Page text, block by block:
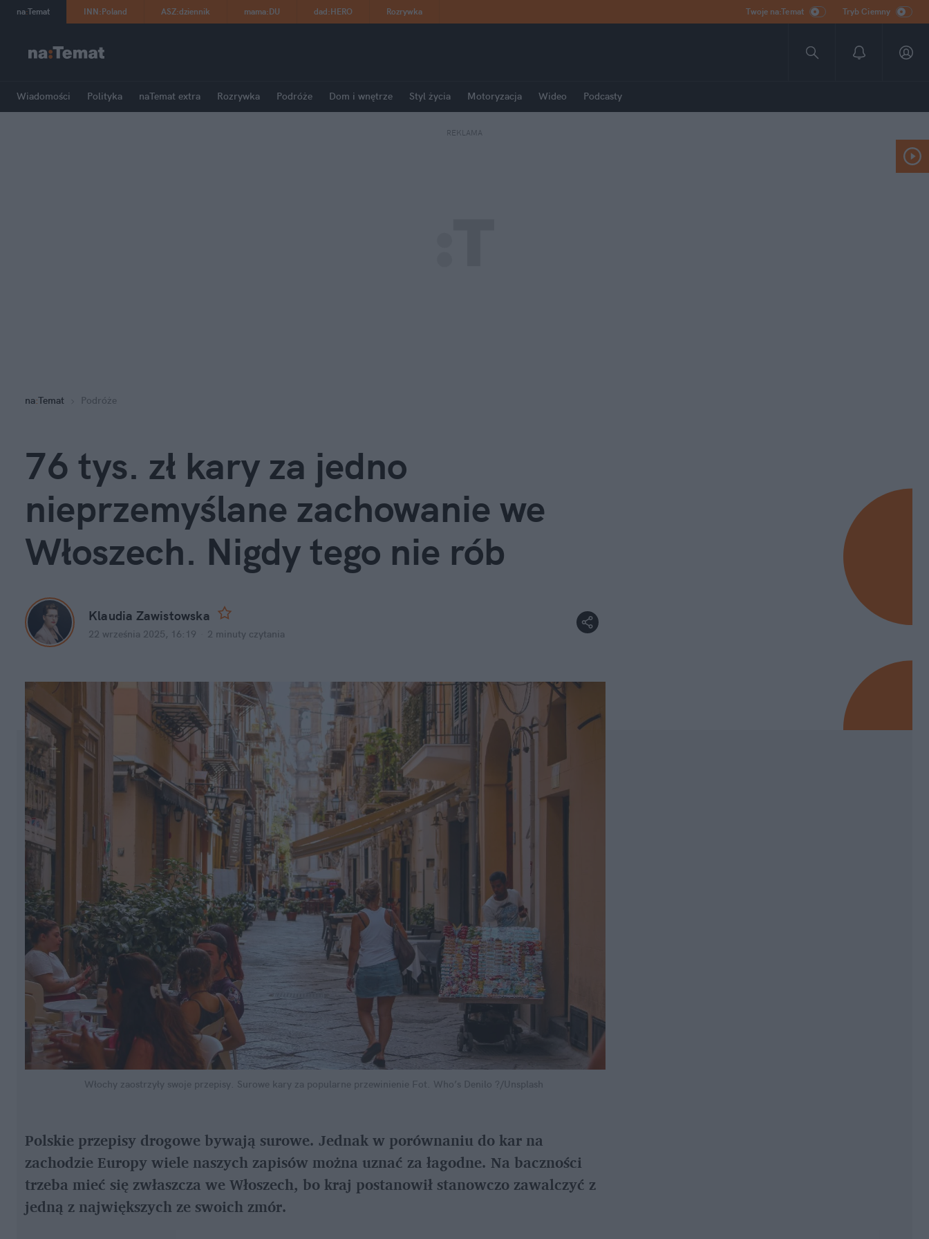
na:Temat INN:Poland ASZ:dziennik mama:DU dad:HERO Rozrywka Twoje na:Temat Tryb Ciemny
Wiadomości Polityka naTemat extra Rozrywka Podróże Dom i wnętrze Styl życia Motoryzacja Wideo Podcasty
REKLAMA
na:Temat Podróże
76 tys. zł kary za jedno
nieprzemyślane zachowanie we
Włoszech. Nigdy tego nie rób
Klaudia Zawistowska
22 września 2025, 16:19 2 minuty czytania
Włochy zaostrzyły swoje przepisy. Surowe kary za popularne przewinienie Fot. Who’s Denilo ?/Unsplash
Polskie przepisy drogowe bywają surowe. Jednak w porównaniu do kar na
zachodzie Europy wiele naszych zapisów można uznać za łagodne. Na baczności
trzeba mieć się zwłaszcza we Włoszech, bo kraj postanowił stanowczo zawalczyć z
jedną z największych ze swoich zmór.